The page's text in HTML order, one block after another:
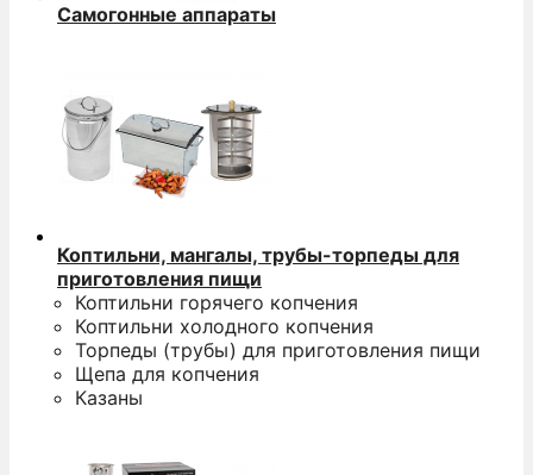
Самогонные аппараты
Коптильни, мангалы, трубы-торпеды для
приготовления пищи
Коптильни горячего копчения
Коптильни холодного копчения
Торпеды (трубы) для приготовления пищи
Щепа для копчения
Казаны